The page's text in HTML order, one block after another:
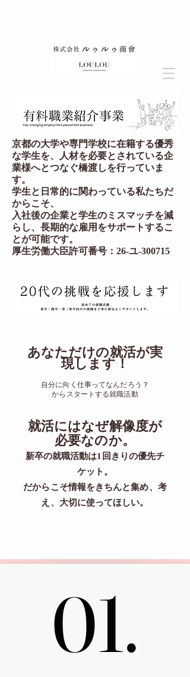
京都の大学や専門学校に在籍する優秀
な学生を、人材を必要とされている企
業様へとつなぐ橋渡しを行っていま
す。
学生と日常的に関わっている私たちだ
からこそ、
入社後の企業と学生のミスマッチを減
らし、 ⻑期的な雇用をサポートするこ
とが可能です。
厚生労働大臣許可番号：26-ユ-300715
あなただけの就活が実
現します！
自分に向く仕事ってなんだろう？
からスタートする就職活動
​就活にはなぜ解像度が
必要なのか。
新卒の就職活動は1回きりの優先チ
ケット。
​だからこそ情報をきちんと集め、考
え、大切に使ってほしい。
01.
01.